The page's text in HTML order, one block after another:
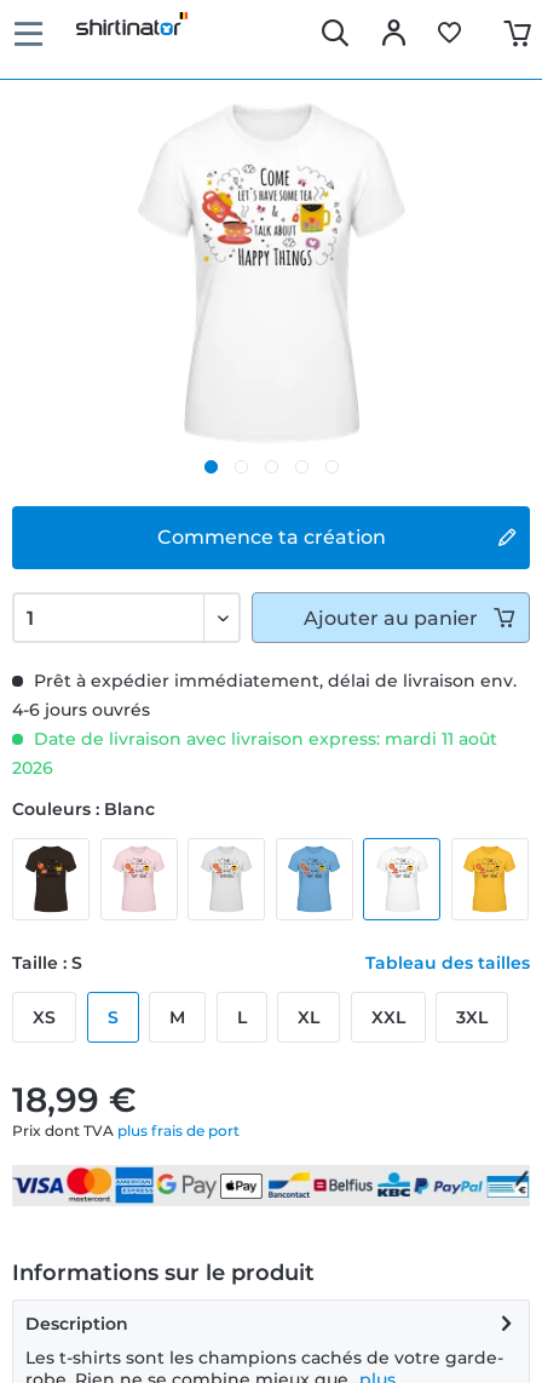
Commence ta création
18,99 €
Prix dont TVA plus frais de port
Prêt à expédier immédiatement, délai de livraison env.
4-6 jours ouvrés
Date de livraison avec livraison express: mardi 11 août
2026
Couleurs : Blanc
Taille : S Tableau des tailles
XS S M L XL XXL 3XL
Ajouter au panier
Informations sur le produit
Description
Les t-shirts sont les champions cachés de votre garde-